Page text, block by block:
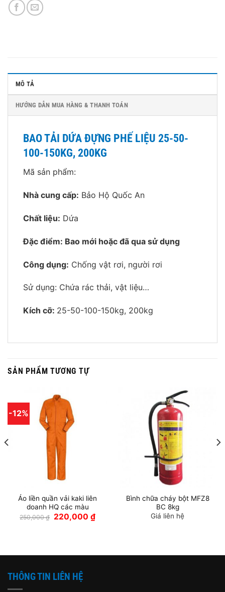
MÔ TẢ
HƯỚNG DẪN MUA HÀNG & THANH TOÁN
BAO TẢI DỨA ĐỰNG PHẾ LIỆU 25-50-
100-150KG, 200KG
Mã sản phẩm:
Nhà cung cấp: Bảo Hộ Quốc An
Chất liệu: Dứa
Đặc điểm: Bao mới hoặc đã qua sử dụng
Công dụng: Chống vật rơi, người rơi
Sử dụng: Chứa rác thải, vật liệu…
Kích cỡ: 25-50-100-150kg, 200kg
SẢN PHẨM TƯƠNG TỰ
-12%
Áo liền quần vải kaki liên
doanh HQ các màu
250,000₫ Giá
gốc
220,000 ₫Giá
hiện
Bình chữa cháy bột MFZ8
BC 8kg
Giá liên hệ
THÔNG TIN LIÊN HỆ